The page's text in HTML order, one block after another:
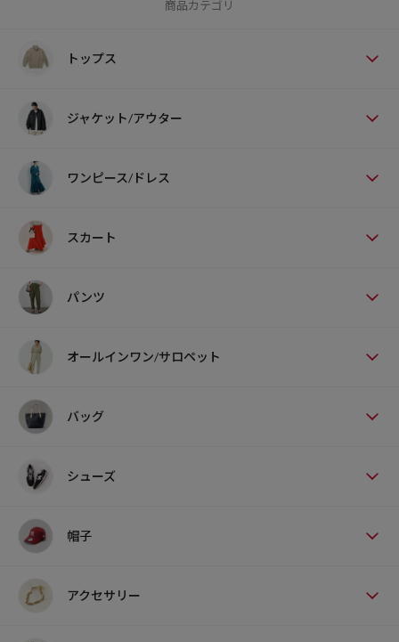
商品カテゴリ
トップス
ジャケット/アウター
ワンピース/ドレス
スカート
パンツ
オールインワン/サロペット
バッグ
シューズ
帽子
アクセサリー